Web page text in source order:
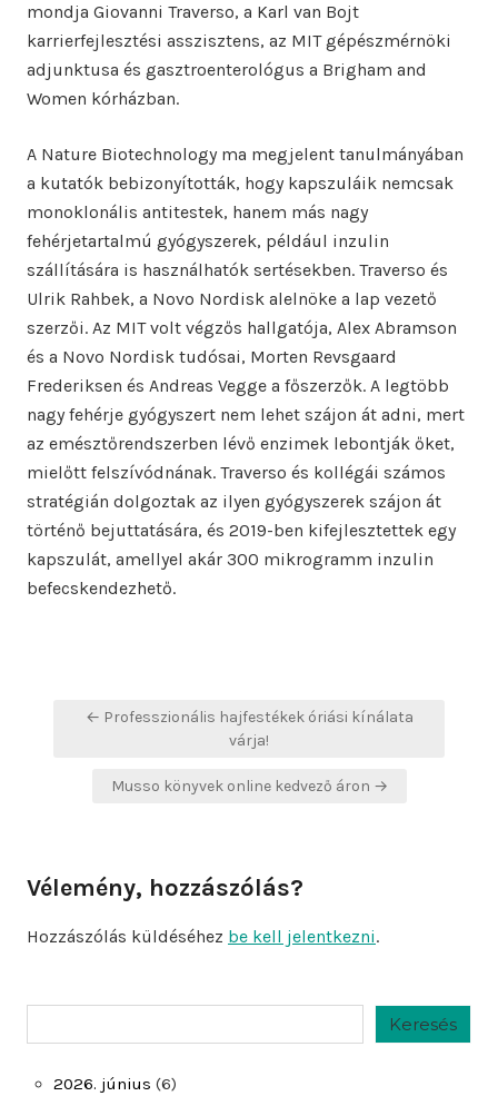
mondja Giovanni Traverso, a Karl van Bojt
karrierfejlesztési asszisztens, az MIT gépészmérnöki
adjunktusa és gasztroenterológus a Brigham and
Women kórházban.
A Nature Biotechnology ma megjelent tanulmányában
a kutatók bebizonyították, hogy kapszuláik nemcsak
monoklonális antitestek, hanem más nagy
fehérjetartalmú gyógyszerek, például inzulin
szállítására is használhatók sertésekben. Traverso és
Ulrik Rahbek, a Novo Nordisk alelnöke a lap vezető
szerzői. Az MIT volt végzős hallgatója, Alex Abramson
és a Novo Nordisk tudósai, Morten Revsgaard
Frederiksen és Andreas Vegge a főszerzők. A legtöbb
nagy fehérje gyógyszert nem lehet szájon át adni, mert
az emésztőrendszerben lévő enzimek lebontják őket,
mielőtt felszívódnának. Traverso és kollégái számos
stratégián dolgoztak az ilyen gyógyszerek szájon át
történő bejuttatására, és 2019-ben kifejlesztettek egy
kapszulát, amellyel akár 300 mikrogramm inzulin
befecskendezhető.
Bejegyzés
← Professzionális hajfestékek óriási kínálata
várja!
Musso könyvek online kedvező áron →
Vélemény, hozzászólás?
Hozzászólás küldéséhez be kell jelentkezni.
Keresés
2026. június (6)